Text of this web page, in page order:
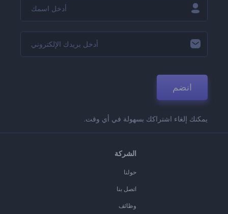
انضم
يمكنك إلغاء اشتراكك بسهولة في أي وقت.
الشركة
حولنا
اتصل بنا
وظائف